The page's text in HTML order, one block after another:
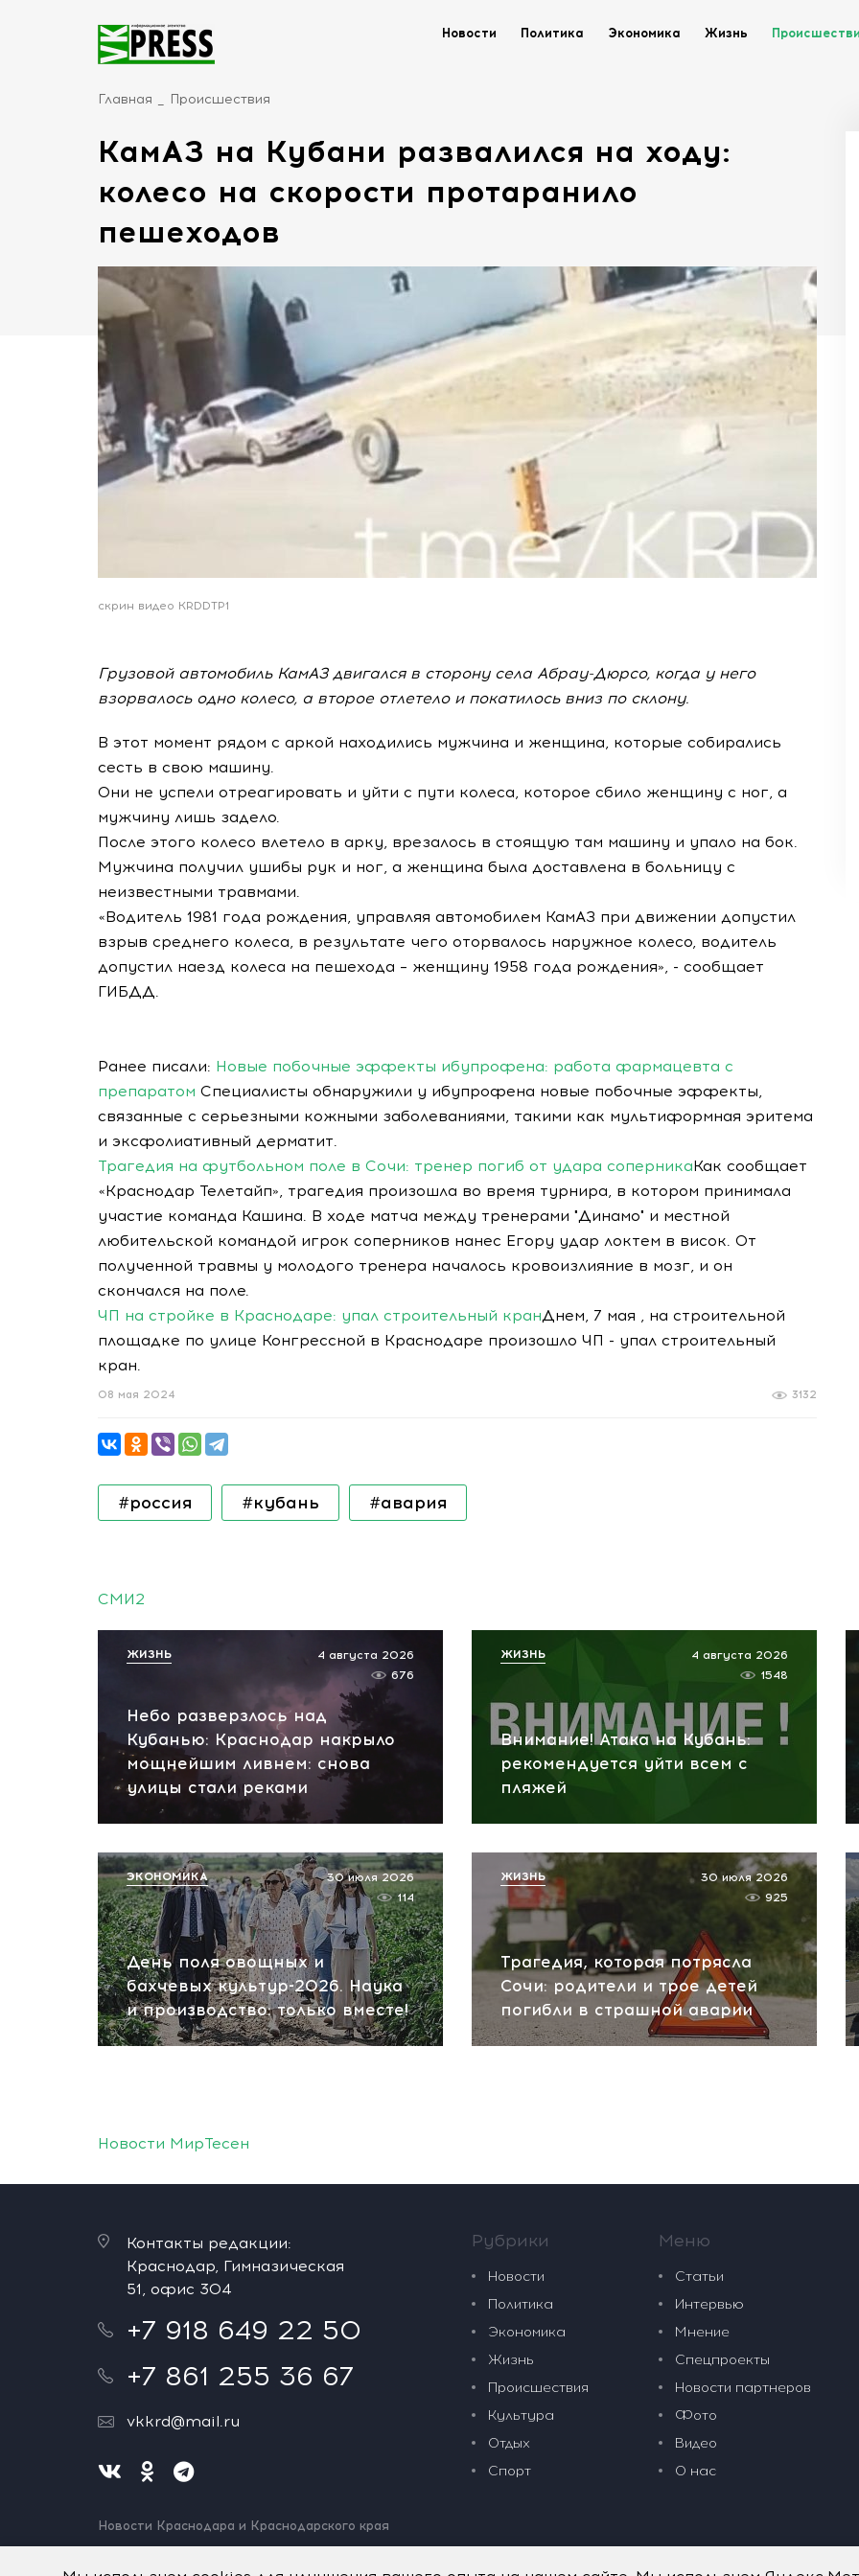
Новости Политика Экономика Жизнь
Главная Происшествия
КамАЗ на Кубани развалился на ходу:
колесо на скорости протаранило
пешеходов
скрин видео KRDDTP1
Грузовой автомобиль КамАЗ двигался в сторону села Абрау-Дюрсо, когда у него
взорвалось одно колесо, а второе отлетело и покатилось вниз по склону.
В этот момент рядом с аркой находились мужчина и женщина, которые собирались
сесть в свою машину.
Они не успели отреагировать и уйти с пути колеса, которое сбило женщину с ног, а
мужчину лишь задело.
После этого колесо влетело в арку, врезалось в стоящую там машину и упало на бок.
Мужчина получил ушибы рук и ног, а женщина была доставлена в больницу с
неизвестными травмами.
«Водитель 1981 года рождения, управляя автомобилем КамАЗ при движении допустил
взрыв среднего колеса, в результате чего оторвалось наружное колесо, водитель
допустил наезд колеса на пешехода – женщину 1958 года рождения», - сообщает
ГИБДД.
Ранее писали: Новые побочные эффекты ибупрофена: работа фармацевта с
препаратом Специалисты обнаружили у ибупрофена новые побочные эффекты,
связанные с серьезными кожными заболеваниями, такими как мультиформная эритема
и эксфолиативный дерматит.
Трагедия на футбольном поле в Сочи: тренер погиб от удара соперникаКак сообщает
«Краснодар Телетайп», трагедия произошла во время турнира, в котором принимала
участие команда Кашина. В ходе матча между тренерами "Динамо" и местной
любительской командой игрок соперников нанес Егору удар локтем в висок. От
полученной травмы у молодого тренера началось кровоизлияние в мозг, и он
скончался на поле.
ЧП на стройке в Краснодаре: упал строительный кранДнем, 7 мая , на строительной
площадке по улице Конгрессной в Краснодаре произошло ЧП - упал строительный
кран.
3132
08 мая 2024
#россия #кубань #авария
СМИ2
Небо разверзлось над
Кубанью: Краснодар накрыло
мощнейшим ливнем: снова
улицы стали реками
4 августа 2026
676
ЖИЗНЬ
Внимание! Атака на Кубань:
рекомендуется уйти всем с
пляжей
4 августа 2026
1548
ЖИЗНЬ
День поля овощных и
бахчевых культур-2026. Наука
и производство: только вместе!
30 июля 2026
114
ЭКОНОМИКА
Трагедия, которая потрясла
Сочи: родители и трое детей
погибли в страшной аварии
30 июля 2026
925
ЖИЗНЬ
Новости МирТесен
Контакты редакции:
Краснодар, Гимназическая
51, офис 304
+7 918 649 22 50
+7 861 255 36 67
vkkrd@mail.ru
Новости Краснодара и Краснодарского края
Нашли ошибку? Выделите и нажмите Ctrl+Enter.
Рубрики
Новости
Политика
Экономика
Жизнь
Происшествия
Культура
Отдых
Спорт
Меню
Статьи
Интервью
Мнение
Спецпроекты
Новости партнеров
Фото
Видео
О нас